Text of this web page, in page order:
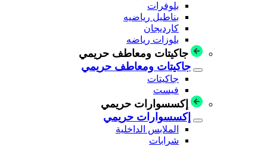
بلوفرات
بناطيل رياضيه
كارديجان
بلوزات رياضه
جاكيتات ومعاطف حريمي
جاكيتات ومعاطف حريمي
جاكيتات
فيست
إكسسوارات حريمي
إكسسوارات حريمي
الملابس الداخلية
شرابات